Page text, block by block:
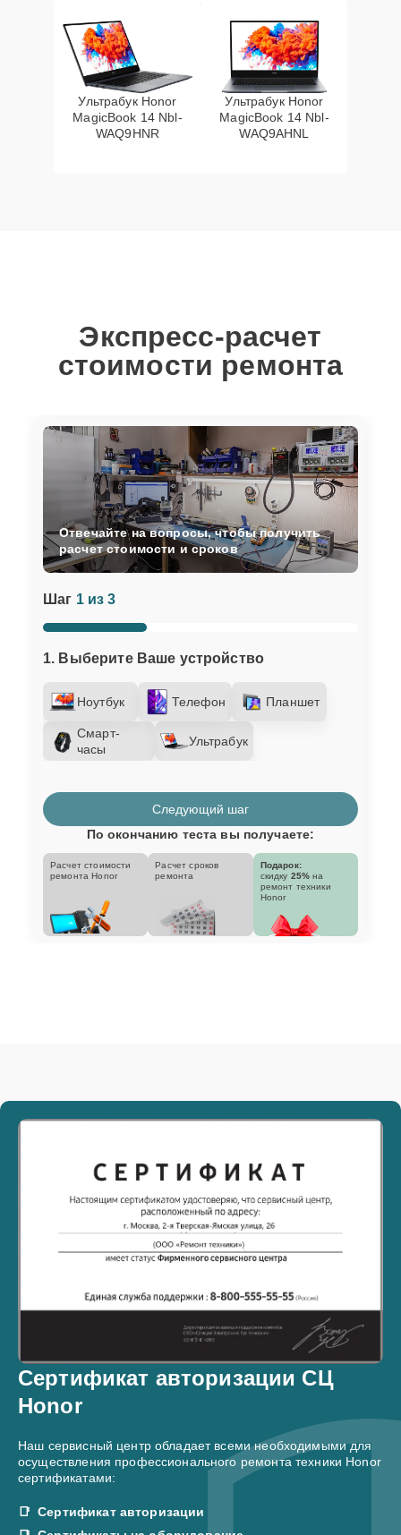
Ультрабук Honor
MagicBook 14 Nbl-
WAQ9HNR
Ультрабук Honor
MagicBook 14 Nbl-
WAQ9AHNL
Экспресс-расчет
стоимости ремонта
Шаг 1 из 3
1. Выберите Ваше устройство
Ноутбук Телефон Планшет
Смарт-
часы
Ультрабук
Отвечайте на вопросы, чтобы получить
расчет стоимости и сроков
Следующий шаг
По окончанию теста вы получаете:
Расчет стоимости
ремонта Honor
Расчет сроков
ремонта
Подарок:
скидку 25% на
ремонт техники
Honor
Сертификат авторизации СЦ
Honor
Наш сервисный центр обладает всеми необходимыми для
осуществления профессионального ремонта техники Honor
сертификатами:
Сертификат авторизации